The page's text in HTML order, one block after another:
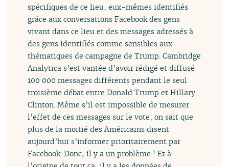
spécifiques de ce lieu, eux-mêmes identifiés
grâce aux conversations Facebook des gens
vivant dans ce lieu et des messages adressés à
des gens identifiés comme sensibles aux
thématiques de campagne de Trump. Cambridge
Analytica s’est vantée d’avoir rédigé et diffusé
100 000 messages différents pendant le seul
troisième débat entre Donald Trump et Hillary
Clinton. Même s’il est impossible de mesurer
l’effet de ces messages sur le vote, on sait que
plus de la moitié des Américains disent
aujourd’hui s’informer prioritairement par
Facebook. Donc, il y a un problème ! Et à